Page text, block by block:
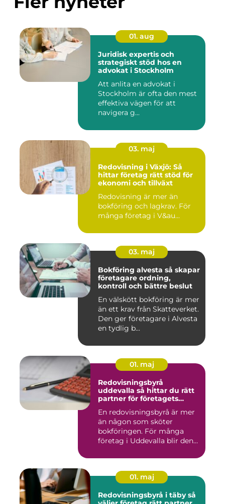
01. aug
Juridisk expertis och
strategiskt stöd hos en
advokat i Stockholm
Att anlita en advokat i
Stockholm är ofta den mest
effektiva vägen för att
navigera g...
03. maj
Redovisning i Växjö: Så
hittar företag rätt stöd för
ekonomi och tillväxt
Redovisning är mer än
bokföring och lagkrav. För
många företag i V&au...
03. maj
Bokföring alvesta så skapar
företagare ordning,
kontroll och bättre beslut
En välskött bokföring är mer
än ett krav från Skatteverket.
Den ger företagare i Alvesta
en tydlig b...
01. maj
Redovisningsbyrå
uddevalla så hittar du rätt
partner för företagets
En redovisningsbyrå är mer
än någon som sköter
bokföringen. För många
företag i Uddevalla blir den
01. maj
Redovisningsbyrå i täby så